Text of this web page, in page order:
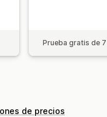
Prueba gratis de
de precios